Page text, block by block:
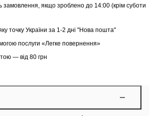
замовлення, якщо зроблено до 14:00 (крім суботи
точку України за 1-2 дні "Нова пошта"
послуги «Легке повернення»
— від 80 грн